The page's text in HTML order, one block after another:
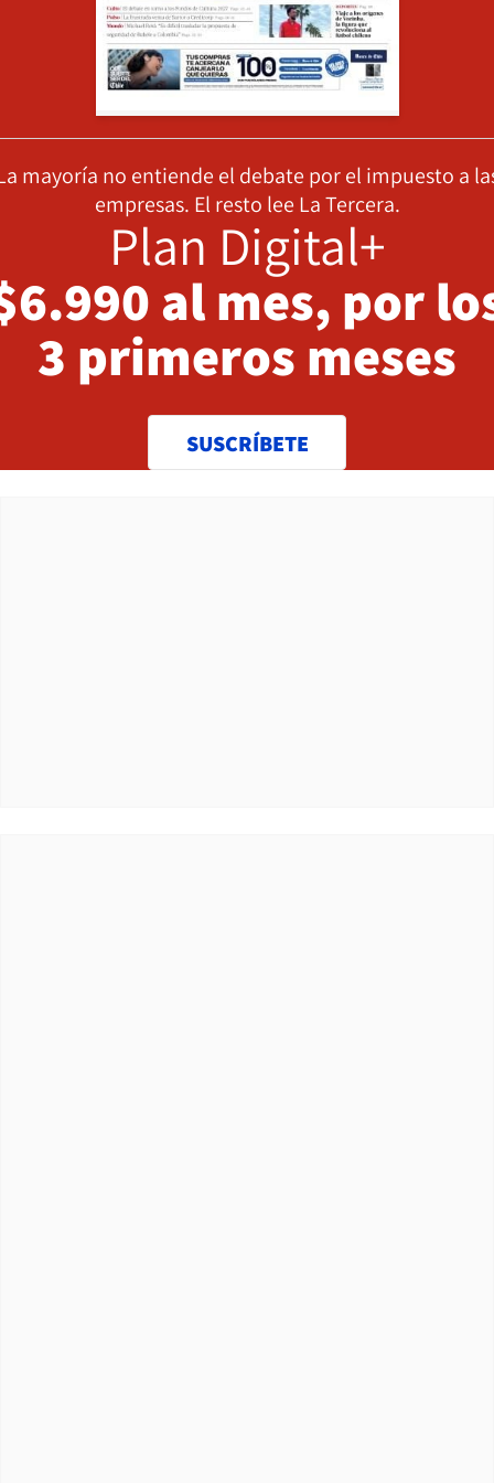
mayoría no entiende el debate por el impuesto a
empresas. El resto lee La Tercera.
Plan Digital+
al mes, por
3 primeros meses
SUSCRÍBETE